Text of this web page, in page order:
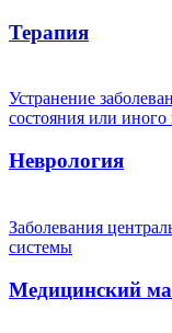
Терапия
Устранение
состояния или
Неврология
Заболевания
системы
Медицинский